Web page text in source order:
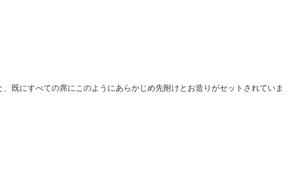
、既にすべての席にこのようにあらかじめ先附けとお造りがセットされていま